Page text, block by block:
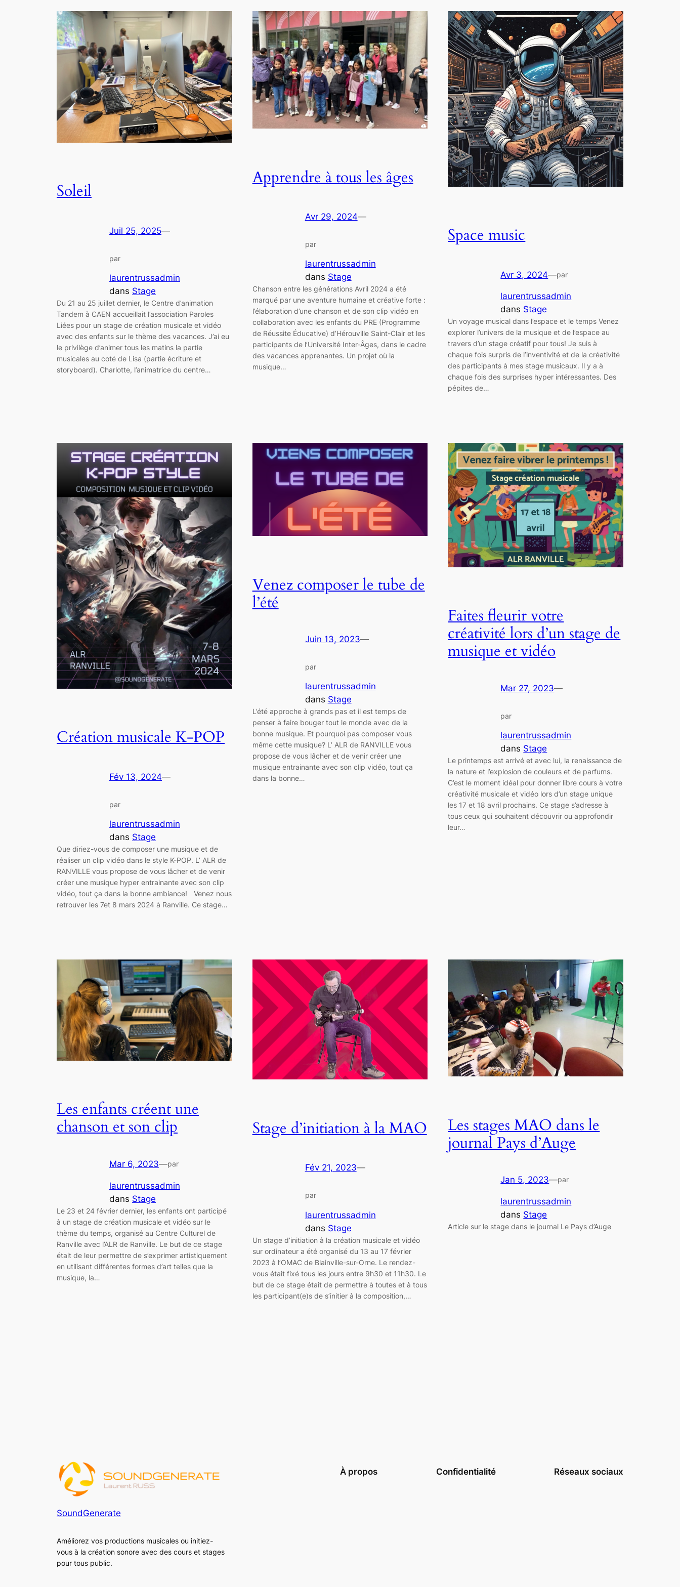
Soleil
Juil 25, 2025—
par
laurentrussadmin
dans Stage
Du 21 au 25 juillet dernier, le Centre d’animation
Tandem à CAEN accueillait l’association Paroles
Liées pour un stage de création musicale et vidéo
avec des enfants sur le thème des vacances. J’ai eu
le privilège d’animer tous les matins la partie
musicales au coté de Lisa (partie écriture et
storyboard). Charlotte, l’animatrice du centre…
Apprendre à tous les âges
Avr 29, 2024—
par
laurentrussadmin
dans Stage
Chanson entre les générations Avril 2024 a été
marqué par une aventure humaine et créative forte :
l’élaboration d’une chanson et de son clip vidéo en
collaboration avec les enfants du PRE (Programme
de Réussite Éducative) d’Hérouville Saint-Clair et les
participants de l’Université Inter-Âges, dans le cadre
des vacances apprenantes. Un projet où la
musique…
Space music
Avr 3, 2024—par
laurentrussadmin
dans Stage
Un voyage musical dans l’espace et le temps Venez
explorer l’univers de la musique et de l’espace au
travers d’un stage créatif pour tous! Je suis à
chaque fois surpris de l’inventivité et de la créativité
des participants à mes stage musicaux. Il y a à
chaque fois des surprises hyper intéressantes. Des
pépites de…
Création musicale K-POP
Fév 13, 2024—
par
laurentrussadmin
dans Stage
Que diriez-vous de composer une musique et de
réaliser un clip vidéo dans le style K-POP. L’ ALR de
RANVILLE vous propose de vous lâcher et de venir
créer une musique hyper entrainante avec son clip
vidéo, tout ça dans la bonne ambiance! Venez nous
retrouver les 7et 8 mars 2024 à Ranville. Ce stage…
Venez composer le tube de
l’été
Juin 13, 2023—
par
laurentrussadmin
dans Stage
L’été approche à grands pas et il est temps de
penser à faire bouger tout le monde avec de la
bonne musique. Et pourquoi pas composer vous
même cette musique? L’ ALR de RANVILLE vous
propose de vous lâcher et de venir créer une
musique entrainante avec son clip vidéo, tout ça
dans la bonne…
Faites fleurir votre
créativité lors d’un stage de
musique et vidéo
Mar 27, 2023—
par
laurentrussadmin
dans Stage
Le printemps est arrivé et avec lui, la renaissance de
la nature et l’explosion de couleurs et de parfums.
C’est le moment idéal pour donner libre cours à votre
créativité musicale et vidéo lors d’un stage unique
les 17 et 18 avril prochains. Ce stage s’adresse à
tous ceux qui souhaitent découvrir ou approfondir
leur…
Les enfants créent une
chanson et son clip
Mar 6, 2023—par
laurentrussadmin
dans Stage
Le 23 et 24 février dernier, les enfants ont participé
à un stage de création musicale et vidéo sur le
thème du temps, organisé au Centre Culturel de
Ranville avec l’ALR de Ranville. Le but de ce stage
était de leur permettre de s’exprimer artistiquement
en utilisant différentes formes d’art telles que la
musique, la…
Stage d’initiation à la MAO
Fév 21, 2023—
par
laurentrussadmin
dans Stage
Un stage d’initiation à la création musicale et vidéo
sur ordinateur a été organisé du 13 au 17 février
2023 à l’OMAC de Blainville-sur-Orne. Le rendez-
vous était fixé tous les jours entre 9h30 et 11h30. Le
but de ce stage était de permettre à toutes et à tous
les participant(e)s de s’initier à la composition,…
Les stages MAO dans le
journal Pays d’Auge
Jan 5, 2023—par
laurentrussadmin
dans Stage
Article sur le stage dans le journal Le Pays d’Auge
SoundGenerate
Améliorez vos productions musicales ou initiez-
vous à la création sonore avec des cours et stages
pour tous public.
À propos Confidentialité Réseaux sociaux